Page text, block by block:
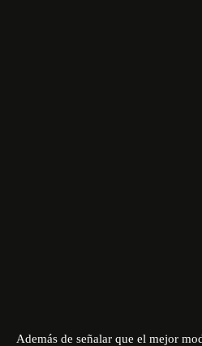
Además de señalar que el mejor